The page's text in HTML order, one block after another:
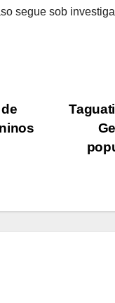
segue sob